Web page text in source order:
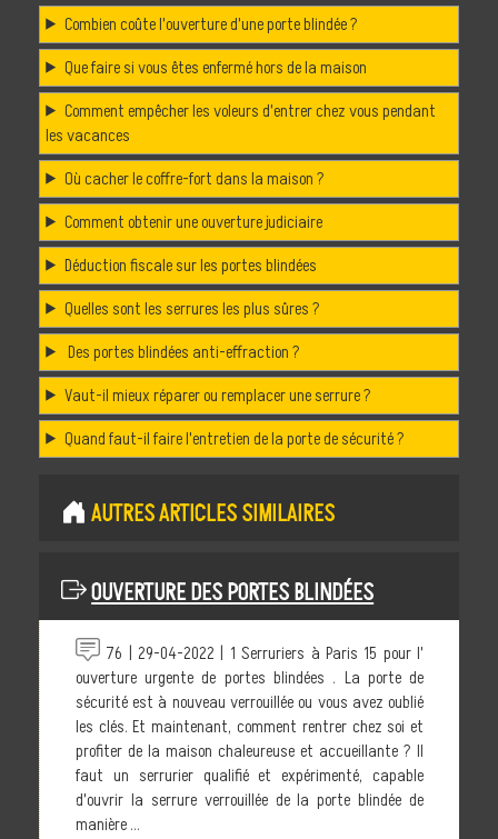
Combien coûte l'ouverture d'une porte blindée ?
Que faire si vous êtes enfermé hors de la maison
Comment empêcher les voleurs d'entrer chez vous pendant
les vacances
Où cacher le coffre-fort dans la maison ?
Comment obtenir une ouverture judiciaire
Déduction fiscale sur les portes blindées
Quelles sont les serrures les plus sûres ?
Des portes blindées anti-effraction ?
Vaut-il mieux réparer ou remplacer une serrure ?
Quand faut-il faire l'entretien de la porte de sécurité ?
AUTRES ARTICLES SIMILAIRES
OUVERTURE DES PORTES BLINDÉES
76 | 29-04-2022 | 1 Serruriers à Paris 15 pour l'
ouverture urgente de portes blindées . La porte de
sécurité est à nouveau verrouillée ou vous avez oublié
les clés. Et maintenant, comment rentrer chez soi et
profiter de la maison chaleureuse et accueillante ? Il
faut un serrurier qualifié et expérimenté, capable
d'ouvrir la serrure verrouillée de la porte blindée de
manière ...